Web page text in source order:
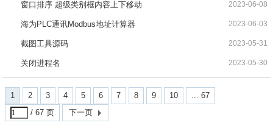
窗口排序 超级类别框内容上下移动 2023-06-08
海为PLC通讯Modbus地址计算器 2023-06-03
截图工具源码 2023-05-31
关闭进程名 2023-05-30
1 2 3 4 5 6 7 8 9 10
... 67
/ 67 页
下一页